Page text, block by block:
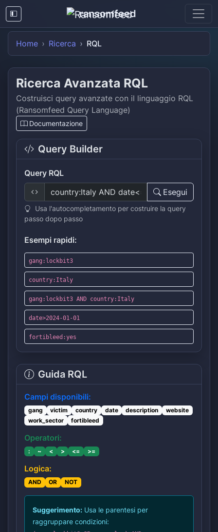
ransomfeed
Home Ricerca RQL
Ricerca Avanzata RQL
Costruisci query avanzate con il linguaggio RQL
(Ransomfeed Query Language)
Documentazione
Query Builder
Query RQL
Esegui
Usa l'autocompletamento per costruire la query
passo dopo passo
Esempi rapidi:
gang:lockbit3
country:Italy
gang:lockbit3 AND country:Italy
date>2024-01-01
fortibleed:yes
Guida RQL
Campi disponibili:
gang victim country date description
website
work_sector
fortibleed
Operatori:
: ~ < > <= >=
Logica:
AND OR NOT
Suggerimento: Usa le parentesi per
raggruppare condizioni: